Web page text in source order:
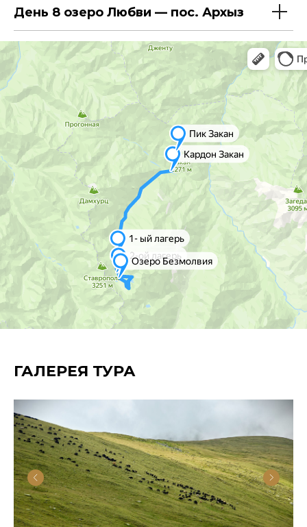
День 8 озеро Любви — пос. Архыз
ГАЛЕРЕЯ ТУРА
Быстрая консультация
в WhatsApp
Поможем выбрать подходящий для
вас тур и проконсультируем по всем
условиям
+7
Я согласен с условиями Политики
конфиденциальностии обработки